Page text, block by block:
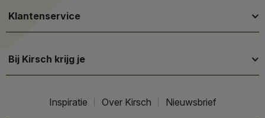
Klantenservice
Bij Kirsch krijg je
Inspiratie Over Kirsch Nieuwsbrief